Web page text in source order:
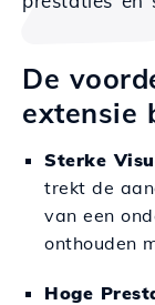
De
extensie
Sterke
trekt de
van een
onthouden
Hoge